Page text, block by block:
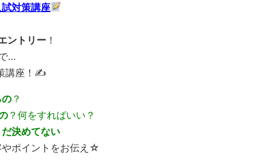
対策講座
ントリー ！
…
講座！✍️
？
？何をすればいい？
決めてない
ポイントをお伝え☆